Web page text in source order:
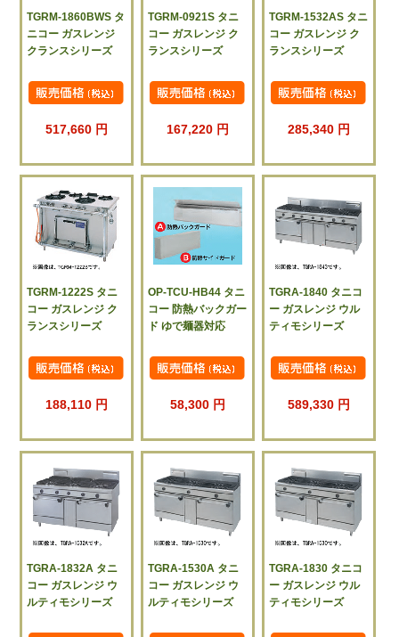
TGRM-1860BWS タ
ニコー ガスレンジ
クランスシリーズ
517,660 円
TGRM-0921S タニ
コー ガスレンジ ク
ランスシリーズ
167,220 円
TGRM-1532AS タニ
コー ガスレンジ ク
ランスシリーズ
285,340 円
TGRM-1222S タニ
コー ガスレンジ ク
ランスシリーズ
188,110 円
OP-TCU-HB44 タニ
コー 防熱バックガー
ド ゆで麺器対応
58,300 円
TGRA-1840 タニコ
ー ガスレンジ ウル
ティモシリーズ
589,330 円
TGRA-1832A タニ
コー ガスレンジ ウ
ルティモシリーズ
TGRA-1530A タニ
コー ガスレンジ ウ
ルティモシリーズ
TGRA-1830 タニコ
ー ガスレンジ ウル
ティモシリーズ